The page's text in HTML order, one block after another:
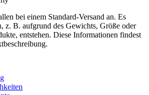
bei einem Standard-Versand an. Es
z. B. aufgrund des Gewichts, Größe oder
entstehen. Diese Informationen findest